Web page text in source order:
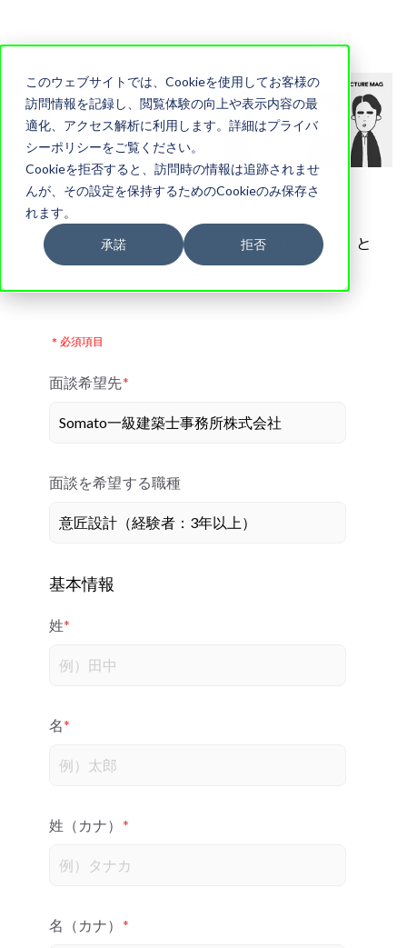
このウェブサイトでは、Cookieを使用してお客様の
訪問情報を記録し、閲覧体験の向上や表示内容の最
適化、アクセス解析に利用します。詳細はプライバ
シーポリシーをご覧ください。
Cookieを拒否すると、訪問時の情報は追跡されませ
んが、その設定を保持するためのCookieのみ保存さ
れます。
承諾 拒否
🔗「まずは話を聞いてみる（カジュアル面談）」と
は
＊必須項目
面談希望先*
面談を希望する職種
基本情報
姓*
名*
姓（カナ） *
名（カナ） *